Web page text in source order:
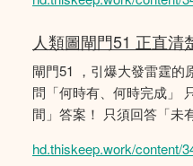
人類圖閘門51 正直
閘門51 ，引爆大發雷霆的
問「何時有、何時完成」
間」答案！ 只須回答「未
hd.thiskeep.work/content/